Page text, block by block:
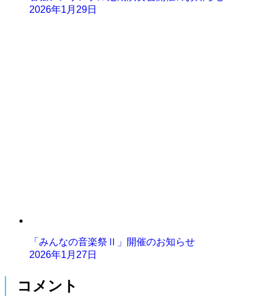
2026年1月29日
「みんなの音楽祭Ⅱ」開催のお知らせ
2026年1月27日
コメント